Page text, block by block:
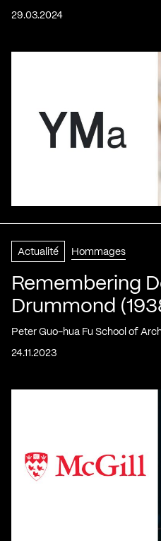
29.03.2024
Actualité Hommages
Remembering
Drummond
Peter Guo-hua Fu School of
24.11.2023